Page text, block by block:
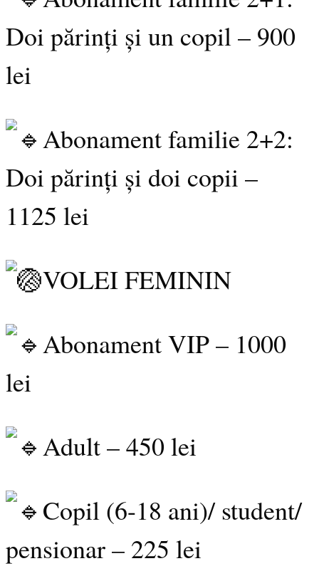
Doi părinți și un copil – 900
lei
Abonament familie 2+2:
Doi părinți și doi copii –
1125 lei
VOLEI FEMININ
Abonament VIP – 1000
lei
Adult – 450 lei
Copil (6-18 ani)/ student/
pensionar – 225 lei